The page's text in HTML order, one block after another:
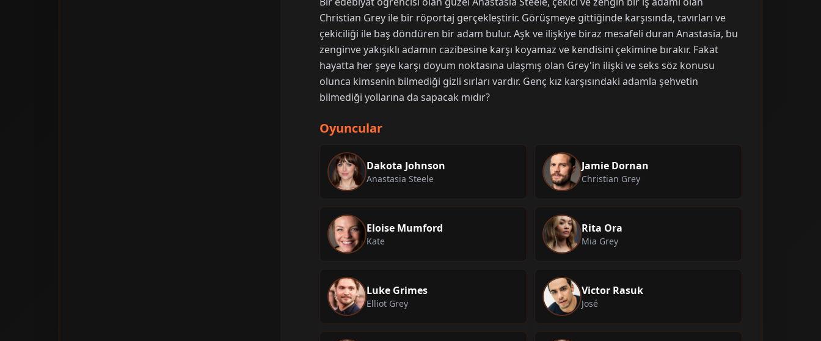
Christian Grey ile bir röportaj gerçekleştirir. Görüşmeye gittiğinde karşısında, tavırları ve
çekiciliği ile baş döndüren bir adam bulur. Aşk ve ilişkiye biraz mesafeli duran Anastasia, bu
zenginve yakışıklı adamın cazibesine karşı koyamaz ve kendisini çekimine bırakır. Fakat
hayatta her şeye karşı doyum noktasına ulaşmış olan Grey'in ilişki ve seks söz konusu
olunca kimsenin bilmediği gizli sırları vardır. Genç kız karşısındaki adamla şehvetin
bilmediği yollarına da sapacak mıdır?
Oyuncular
Dakota Johnson
Anastasia Steele
Jamie Dornan
Christian Grey
Eloise Mumford
Kate
Rita Ora
Mia Grey
Luke Grimes
Elliot Grey
Victor Rasuk
José